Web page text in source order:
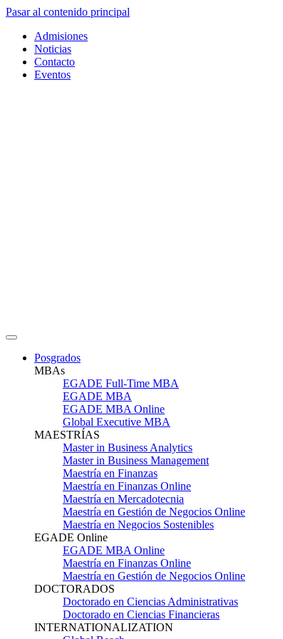
Pasar al contenido principal
Admisiones
Noticias
Contacto
Eventos
Posgrados
MBAs
EGADE Full-Time MBA
EGADE MBA
EGADE MBA Online
Global Executive MBA
MAESTRÍAS
Master in Business Analytics
Master in Business Management
Maestría en Finanzas
Maestría en Finanzas Online
Maestría en Mercadotecnia
Maestría en Gestión de Negocios Online
Maestría en Negocios Sostenibles
EGADE Online
EGADE MBA Online
Maestría en Finanzas Online
Maestría en Gestión de Negocios Online
DOCTORADOS
Doctorado en Ciencias Administrativas
Doctorado en Ciencias Financieras
INTERNATIONALIZATION